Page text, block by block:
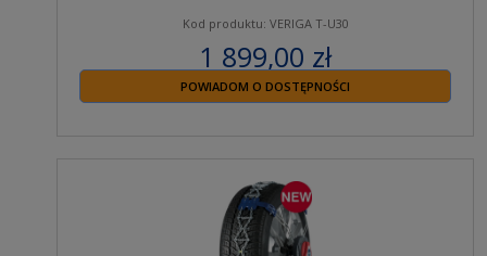
Kod produktu: VERIGA T-U30
1 899,00 zł
zawiera 23% VAT
POWIADOM O DOSTĘPNOŚCI